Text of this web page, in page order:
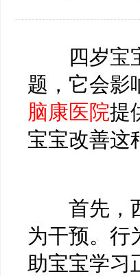
四岁宝宝
题，它会影
脑康医院提
宝宝改善这
首先，西
为干预。行
助宝宝学习